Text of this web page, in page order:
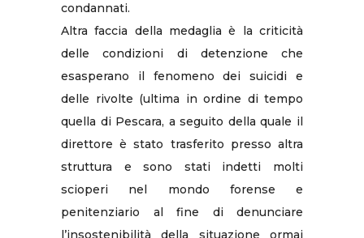
condannati.
Altra faccia della medaglia è la criticità
delle condizioni di detenzione che
esasperano il fenomeno dei suicidi e
delle rivolte (ultima in ordine di tempo
quella di Pescara, a seguito della quale il
direttore è stato trasferito presso altra
struttura e sono stati indetti molti
scioperi nel mondo forense e
penitenziario al fine di denunciare